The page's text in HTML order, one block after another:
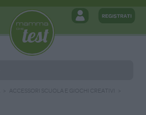
ACCESSORI SCUOLA E GIOCHI CREATIVI